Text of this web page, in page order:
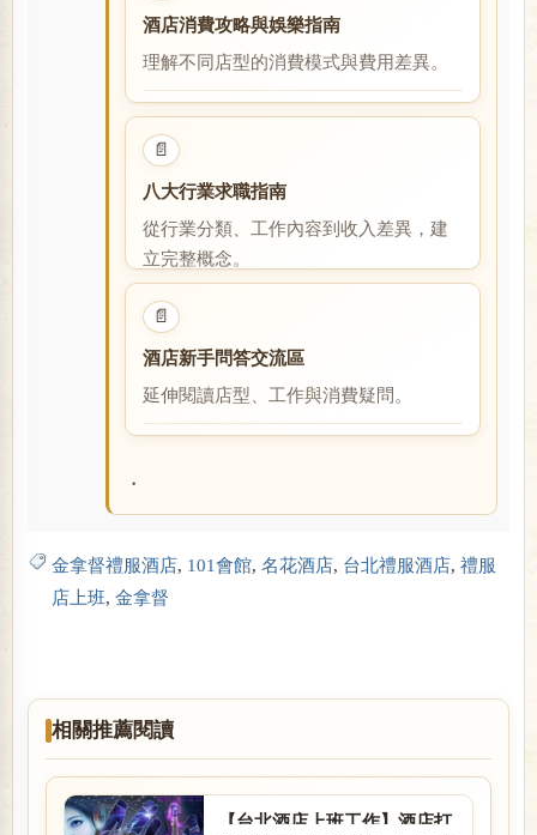
酒店消費攻略與娛樂指南
理解不同店型的消費模式與費用差異。
閱讀全文
📄
八大行業求職指南
從行業分類、工作內容到收入差異，建
立完整概念。
閱讀全文
📄
酒店新手問答交流區
延伸閱讀店型、工作與消費疑問。
・
金拿督禮服酒店, 101會館, 名花酒店, 台北禮服酒店, 禮服
店上班, 金拿督
相關推薦閱讀
【台北酒店上班工作】酒店打